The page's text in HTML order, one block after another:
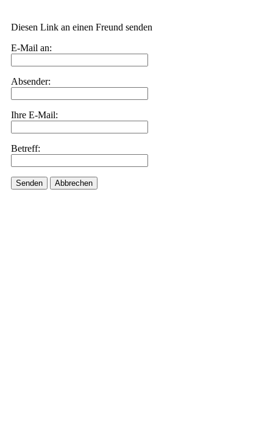
Diesen Link an einen Freund senden
E-Mail an:
Absender:
Ihre E-Mail:
Betreff:
Senden Abbrechen